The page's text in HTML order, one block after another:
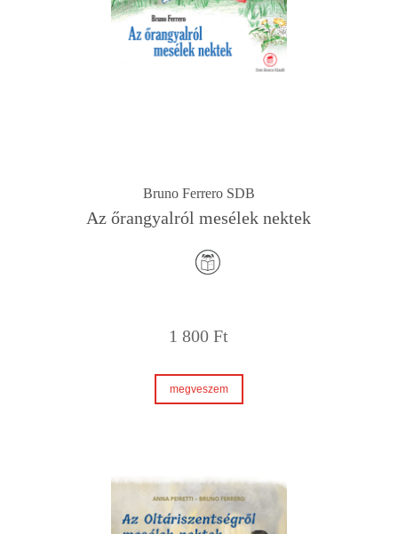
Bruno Ferrero SDB
Az őrangyalról mesélek nektek
1 800Ft
megveszem